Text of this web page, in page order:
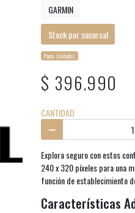
GARMIN
Stock por sucursal
Pocas Unidades.
$ 396.990
CANTIDAD
Explora seguro con estos
240 x 320 píxeles para una
función de establecimiento
Características